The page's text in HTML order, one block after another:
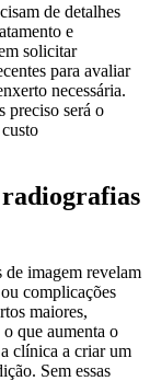
de detalhes
e
solicitar
para avaliar
necessária.
preciso será o
radiografias
de imagem revelam
complicações
maiores,
que aumenta o
clínica a criar um
Sem essas